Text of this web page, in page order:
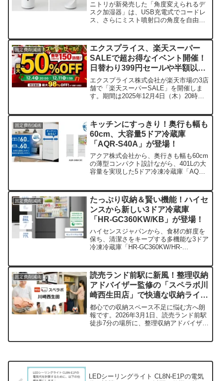
ニトリが新発売した「角度変えられるデ
スク加湿器」は、USB充電式でコードレ
ス、さらにミスト噴射口の角度を自由に
効率よく加湿し、ライト機能も搭載して
快適な空間づくりをサポートします。
固定費削減術
エクスプライス、楽天スーパー
SALEで超お得なイベント開催！
日替わり399円セールや半額以上
品も！
エクスプライス株式会社が楽天市場の3店
舗で「楽天スーパーSALE」を開催しま
す。期間は2025年12月4日（木）20時か
り399円セール、人気の半額以上セール
品など、見逃せないお得なイベントが盛
りだくさんですよ！
固定費削減術
キッチンにすっきり！奥行も幅も
60cm、大容量5ドア冷蔵庫
「AQR-S40A」が登場！
アクア株式会社から、奥行きも幅も60cm
の薄型コンパクト設計ながら、401Lの大
容量を実現した5ドア冷凍冷蔵庫「AQR-
など、毎日の使いやすさを追求したモデ
ルです。
固定費削減術
たっぷり収納＆賢い機能！ハイセ
ンスから新しい3ドア冷蔵庫
「HR-GC360KW/KB」が登場！
ハイセンスジャパンから、食材の鮮度を
保ち、清潔さをキープする多機能な3ドア
冷凍冷蔵庫「HR-GC360KW/HR-
た、日々の暮らしをサポートするモデル
です。
固定費削減術
読売ランド前駅に新風！整理収納
アドバイザー監修の「スペラボ川
崎西生田店」で快適な収納ライフ
を始めよう
都心での収納スペース不足に悩む方へ朗
報です。2026年3月1日、読売ランド前駅
徒歩7分の場所に、整理収納アドバイザー
トランクルーム投資という新しい資産形
LEDシーリングライト CL8N-E1Pの電気